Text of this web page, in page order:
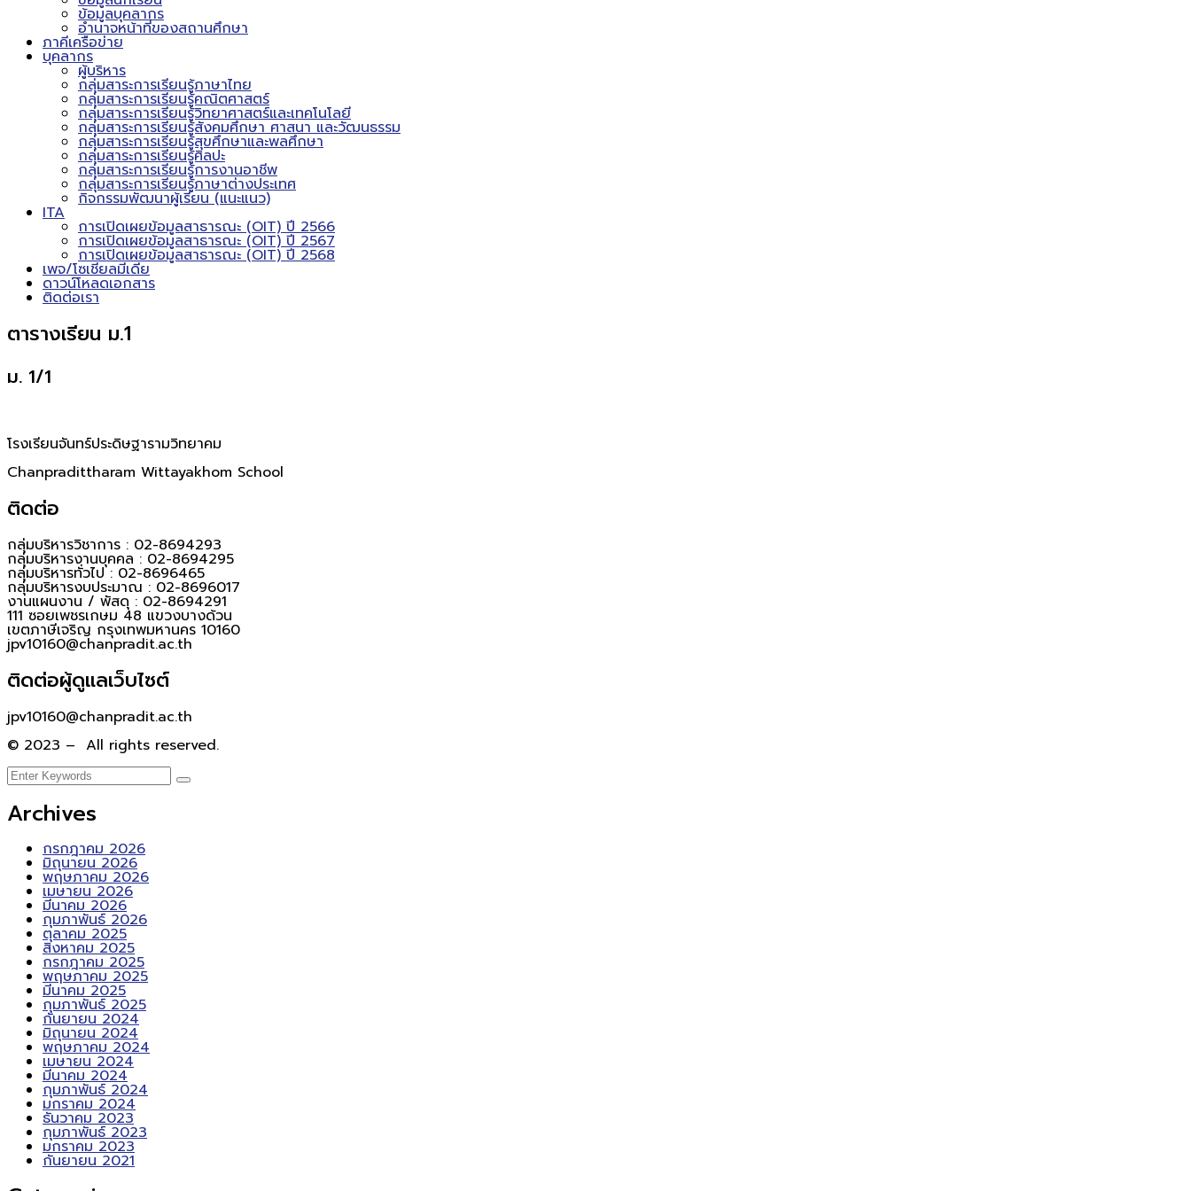
ข้อมูลบุคลากร
อำนาจหน้าที่ของสถานศึกษา
ภาคีเครือข่าย
บุคลากร
ผู้บริหาร
กลุ่มสาระการเรียนรู้ภาษาไทย
กลุ่มสาระการเรียนรู้คณิตศาสตร์
กลุ่มสาระการเรียนรู้วิทยาศาสตร์และเทคโนโลยี
กลุ่มสาระการเรียนรู้สังคมศึกษา ศาสนา และวัฒนธรรม
กลุ่มสาระการเรียนรู้สุขศึกษาและพลศึกษา
กลุ่มสาระการเรียนรู้ศิลปะ
กลุ่มสาระการเรียนรู้การงานอาชีพ
กลุ่มสาระการเรียนรู้ภาษาต่างประเทศ
กิจกรรมพัฒนาผู้เรียน (แนะแนว)
ITA
การเปิดเผยข้อมูลสาธารณะ (OIT) ปี 2566
การเปิดเผยข้อมูลสาธารณะ (OIT) ปี 2567
การเปิดเผยข้อมูลสาธารณะ (OIT) ปี 2568
เพจ/โซเชียลมีเดีย
ดาวน์โหลดเอกสาร
ติดต่อเรา
ตารางเรียน ม.1
ม. 1/1
โรงเรียนจันทร์ประดิษฐารามวิทยาคม
Chanpradittharam Wittayakhom School
ติดต่อ
กลุ่มบริหารวิชาการ : 02-8694293
กลุ่มบริหารงานบุคคล : 02-8694295
กลุ่มบริหารทั่วไป : 02-8696465
กลุ่มบริหารงบประมาณ : 02-8696017
งานแผนงาน / พัสดุ : 02-8694291
111 ซอยเพชรเกษม 48 แขวงบางด้วน
เขตภาษีเจริญ กรุงเทพมหานคร 10160
jpv10160@chanpradit.ac.th
ติดต่อผู้ดูแลเว็บไซต์
jpv10160@chanpradit.ac.th
© 2023 – All rights reserved.
Archives
กรกฎาคม 2026
มิถุนายน 2026
พฤษภาคม 2026
เมษายน 2026
มีนาคม 2026
กุมภาพันธ์ 2026
ตุลาคม 2025
สิงหาคม 2025
กรกฎาคม 2025
พฤษภาคม 2025
มีนาคม 2025
กุมภาพันธ์ 2025
กันยายน 2024
มิถุนายน 2024
พฤษภาคม 2024
เมษายน 2024
มีนาคม 2024
กุมภาพันธ์ 2024
มกราคม 2024
ธันวาคม 2023
กุมภาพันธ์ 2023
มกราคม 2023
กันยายน 2021